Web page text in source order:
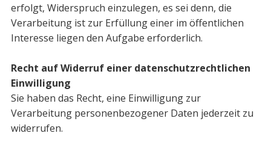
erfolgt, Widerspruch einzulegen, es sei denn, die
Verarbeitung ist zur Erfüllung einer im öffentlichen
Interesse liegen­ den Aufgabe erforderlich.
Recht auf Widerruf einer datenschutzrechtlichen
Einwilligung
Sie haben das Recht, eine Einwilligung zur
Verarbeitung personenbezogener Daten jederzeit zu
widerrufen.